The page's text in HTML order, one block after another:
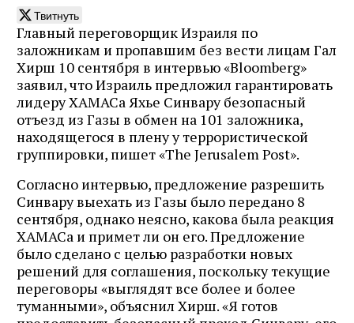
Твитнуть
Главный переговорщик Израиля по
заложникам и пропавшим без вести лицам Гал
Хирш 10 сентября в интервью «Bloomberg»
заявил, что Израиль предложил гарантировать
лидеру ХАМАСа Яхье Синвару безопасный
отъезд из Газы в обмен на 101 заложника,
находящегося в плену у террористической
группировки, пишет «The Jerusalem Post».
Согласно интервью, предложение разрешить
Синвару выехать из Газы было передано 8
сентября, однако неясно, какова была реакция
ХАМАСа и примет ли он его. Предложение
было сделано с целью разработки новых
решений для соглашения, поскольку текущие
переговоры «выглядят все более и более
туманными», объяснил Хирш. «Я готов